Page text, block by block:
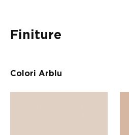
Finiture
Colori Arblu